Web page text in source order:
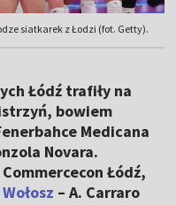
siatkarek z Łodzi (fot. Getty).
Łódź trafiły na
bowiem
Medicana
Novara.
Łódź,
– A. Carraro